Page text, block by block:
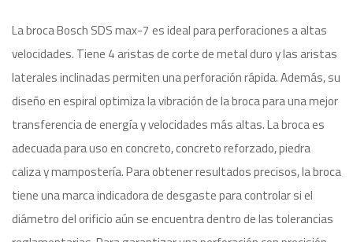
La broca Bosch SDS max-7 es ideal para perforaciones a altas
velocidades. Tiene 4 aristas de corte de metal duro y las aristas
laterales inclinadas permiten una perforación rápida. Además, su
diseño en espiral optimiza la vibración de la broca para una mejor
transferencia de energía y velocidades más altas. La broca es
adecuada para uso en concreto, concreto reforzado, piedra
caliza y mampostería. Para obtener resultados precisos, la broca
tiene una marca indicadora de desgaste para controlar si el
diámetro del orificio aún se encuentra dentro de las tolerancias